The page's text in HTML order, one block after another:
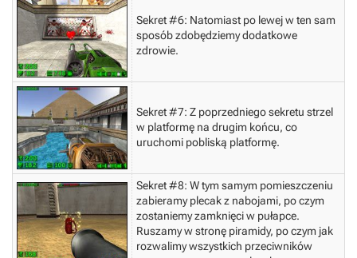
Sekret #6: Natomiast po lewej w ten sam
sposób zdobędziemy dodatkowe
zdrowie.
Sekret #7: Z poprzedniego sekretu strzel
w platformę na drugim końcu, co
uruchomi pobliską platformę.
Sekret #8: W tym samym pomieszczeniu
zabieramy plecak z nabojami, po czym
zostaniemy zamknięci w pułapce.
Ruszamy w stronę piramidy, po czym jak
rozwalimy wszystkich przeciwników